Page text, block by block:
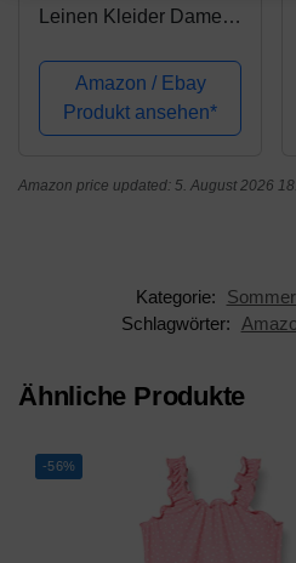
Leinen Kleider Damen
Strandkleider Einfarbig
A-Linie Kleid Boho
Knielang Kleid
Amazon / Ebay
Produkt ansehen*
Amazon price updated: 5. August 2026
Kategorie:
Schlagwörter:
Ähnliche Produkte
-56%